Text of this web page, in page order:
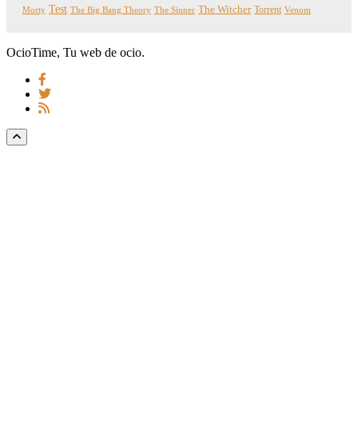
Morty Test The Big Bang Theory The Sinner The Witcher Torrent Venom
OcioTime, Tu web de ocio.